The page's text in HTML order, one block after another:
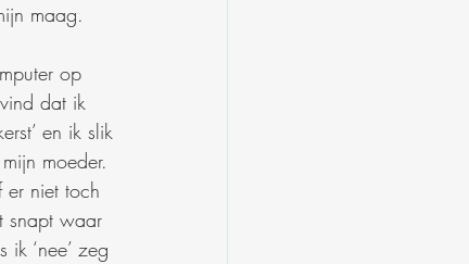
maag.
op
dat ik
en ik slik
moeder.
er niet toch
snapt waar
‘nee’ zeg